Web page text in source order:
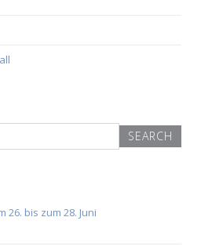
26. bis zum 28. Juni